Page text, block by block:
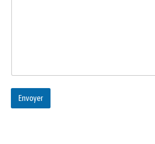
Envoyer